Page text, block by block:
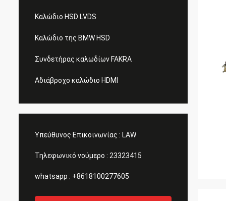
Καλώδιο HSD LVDS
Καλώδιο της BMW HSD
Συνδετήρας καλωδίων FAKRA
Αδιάβροχο καλώδιο HDMI
Υπεύθυνος Επικοινωνίας : LAW
Τηλεφωνικό νούμερο : 23323415
whatsapp : +8618100277605